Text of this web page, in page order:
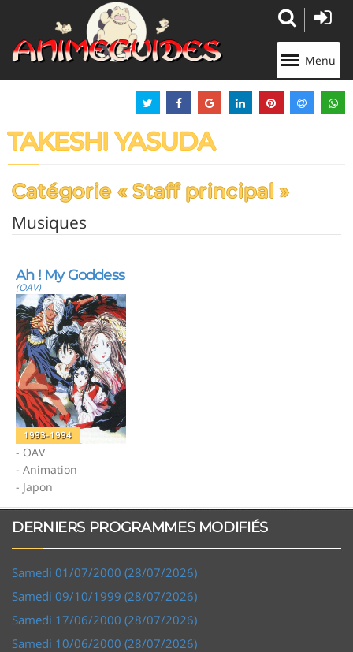
Menu
TAKESHI YASUDA
Catégorie « Staff principal »
Musiques
Ah ! My Goddess
(OAV)
1993-1994
- OAV
- Animation
- Japon
DERNIERS PROGRAMMES MODIFIÉS
Samedi 01/07/2000 (28/07/2026)
Samedi 09/10/1999 (28/07/2026)
Samedi 17/06/2000 (28/07/2026)
Samedi 10/06/2000 (28/07/2026)
Panneau de gestion des cookies